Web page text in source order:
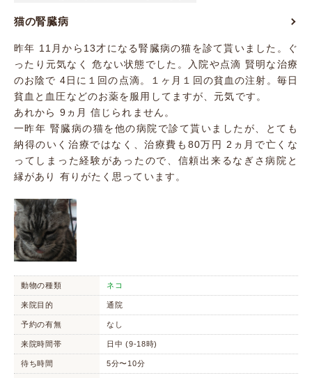
猫の腎臓病
昨年 11月から13才になる腎臓病の猫を診て貰いました。ぐ
ったり元気なく 危ない状態でした。入院や点滴 賢明な治療
のお陰で 4日に１回の点滴。１ヶ月１回の貧血の注射。毎日
貧血と血圧などのお薬を服用してますが、元気です。
あれから 9ヵ月 信じられません。
一昨年 腎臓病の猫を他の病院で診て貰いましたが、とても
納得のいく治療ではなく、治療費も80万円 2ヵ月で亡くな
ってしまった経験があったので、信頼出来るなぎさ病院と
縁があり 有りがたく思っています。
動物の種類 ネコ
来院目的 通院
予約の有無 なし
来院時間帯 日中 (9-18時)
待ち時間 5分〜10分